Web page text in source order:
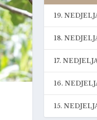
19.
18.
17.
16.
15.